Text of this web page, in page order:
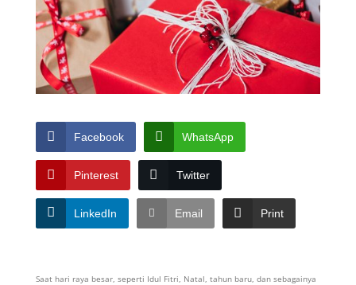
Facebook WhatsApp
Pinterest Twitter
LinkedIn Email Print
Saat hari raya besar, seperti Idul Fitri, Natal, tahun baru, dan sebagainya